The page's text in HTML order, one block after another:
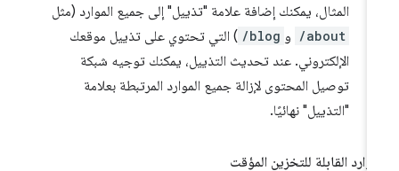
المثال، يمكنك إضافة علامة "تذييل" إلى جميع الموارد (مثل
/about و /blog ) التي تحتوي على تذييل موقعك
الإلكتروني. عند تحديث التذييل، يمكنك توجيه شبكة
توصيل المحتوى لإزالة جميع الموارد المرتبطة بعلامة
"التذييل" نهائيًا.
القابلة للتخزين المؤقت